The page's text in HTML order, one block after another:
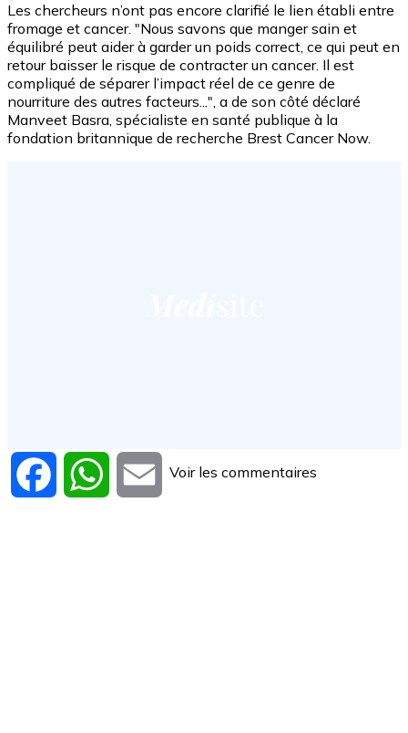
Les chercheurs n’ont pas encore clarifié le lien établi entre
fromage et cancer. "Nous savons que manger sain et
équilibré peut aider à garder un poids correct, ce qui peut en
retour baisser le risque de contracter un cancer. Il est
compliqué de séparer l’impact réel de ce genre de
nourriture des autres facteurs...", a de son côté déclaré
Manveet Basra, spécialiste en santé publique à la
fondation britannique de recherche Brest Cancer Now.
Facebook WhatsApp
Email
Voir les commentaires